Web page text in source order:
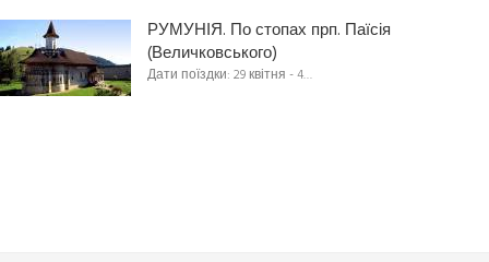
РУМУНІЯ. По стопах прп. Паїсія
(Величковського)
Дати поїздки: 29 квітня - 4…